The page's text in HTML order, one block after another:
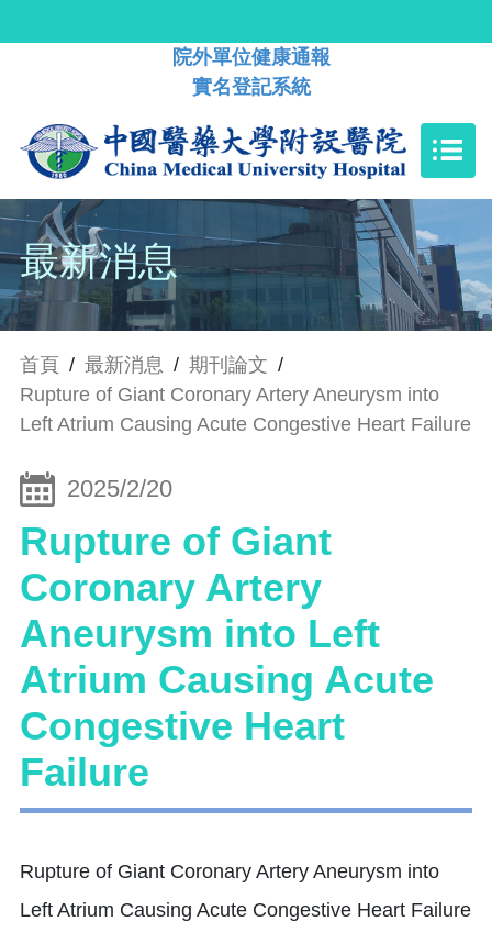
院外單位健康通報
實名登記系統
最新消息
首頁 / 最新消息 / 期刊論文 /
Rupture of Giant Coronary Artery Aneurysm into
Left Atrium Causing Acute Congestive Heart Failure
2025/2/20
Rupture of Giant
Coronary Artery
Aneurysm into Left
Atrium Causing Acute
Congestive Heart
Failure
Rupture of Giant Coronary Artery Aneurysm into
Left Atrium Causing Acute Congestive Heart Failure